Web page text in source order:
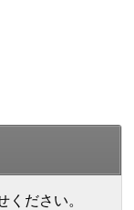
ください。